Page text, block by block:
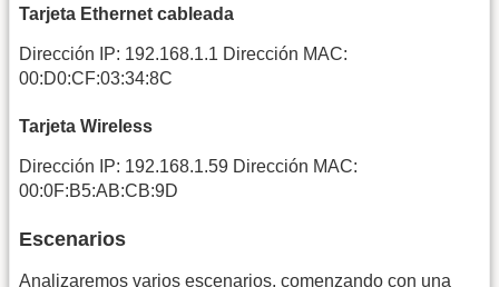
Tarjeta Ethernet cableada
Dirección IP: 192.168.1.1 Dirección MAC:
00:D0:CF:03:34:8C
Tarjeta Wireless
Dirección IP: 192.168.1.59 Dirección MAC:
00:0F:B5:AB:CB:9D
Escenarios
Analizaremos varios escenarios, comenzando con una